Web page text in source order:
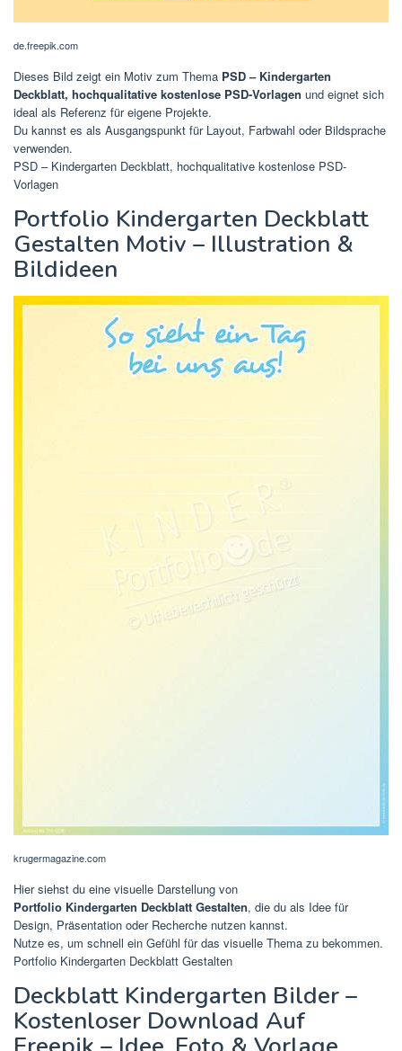
de.freepik.com
Dieses Bild zeigt ein Motiv zum Thema PSD – Kindergarten
Deckblatt, hochqualitative kostenlose PSD-Vorlagen und eignet sich
ideal als Referenz für eigene Projekte.
Du kannst es als Ausgangspunkt für Layout, Farbwahl oder Bildsprache
verwenden.
PSD – Kindergarten Deckblatt, hochqualitative kostenlose PSD-
Vorlagen
Portfolio Kindergarten Deckblatt
Gestalten Motiv – Illustration &
Bildideen
krugermagazine.com
Hier siehst du eine visuelle Darstellung von
Portfolio Kindergarten Deckblatt Gestalten, die du als Idee für
Design, Präsentation oder Recherche nutzen kannst.
Nutze es, um schnell ein Gefühl für das visuelle Thema zu bekommen.
Portfolio Kindergarten Deckblatt Gestalten
Deckblatt Kindergarten Bilder –
Kostenloser Download Auf